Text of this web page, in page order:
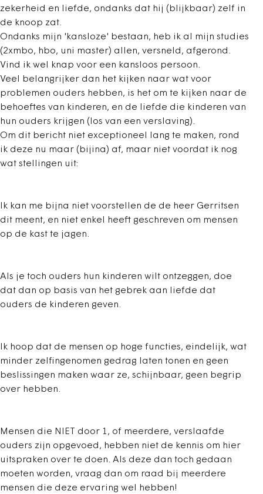
zekerheid en liefde, ondanks dat hij (blijkbaar) zelf in
de knoop zat.
Ondanks mijn 'kansloze' bestaan, heb ik al mijn studies
(2xmbo, hbo, uni master) allen, versneld, afgerond.
Vind ik wel knap voor een kansloos persoon.
Veel belangrijker dan het kijken naar wat voor
problemen ouders hebben, is het om te kijken naar de
behoeftes van kinderen, en de liefde die kinderen van
hun ouders krijgen (los van een verslaving).
Om dit bericht niet exceptioneel lang te maken, rond
ik deze nu maar (bijina) af, maar niet voordat ik nog
wat stellingen uit:
Ik kan me bijna niet voorstellen de de heer Gerritsen
dit meent, en niet enkel heeft geschreven om mensen
op de kast te jagen.
Als je toch ouders hun kinderen wilt ontzeggen, doe
dat dan op basis van het gebrek aan liefde dat
ouders de kinderen geven.
Ik hoop dat de mensen op hoge functies, eindelijk, wat
minder zelfingenomen gedrag laten tonen en geen
beslissingen maken waar ze, schijnbaar, geen begrip
over hebben.
Mensen die NIET door 1, of meerdere, verslaafde
ouders zijn opgevoed, hebben niet de kennis om hier
uitspraken over te doen. Als deze dan toch gedaan
moeten worden, vraag dan om raad bij meerdere
mensen die deze ervaring wel hebben!